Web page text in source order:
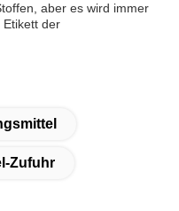
aber es wird immer
Etikett der
Zufuhr